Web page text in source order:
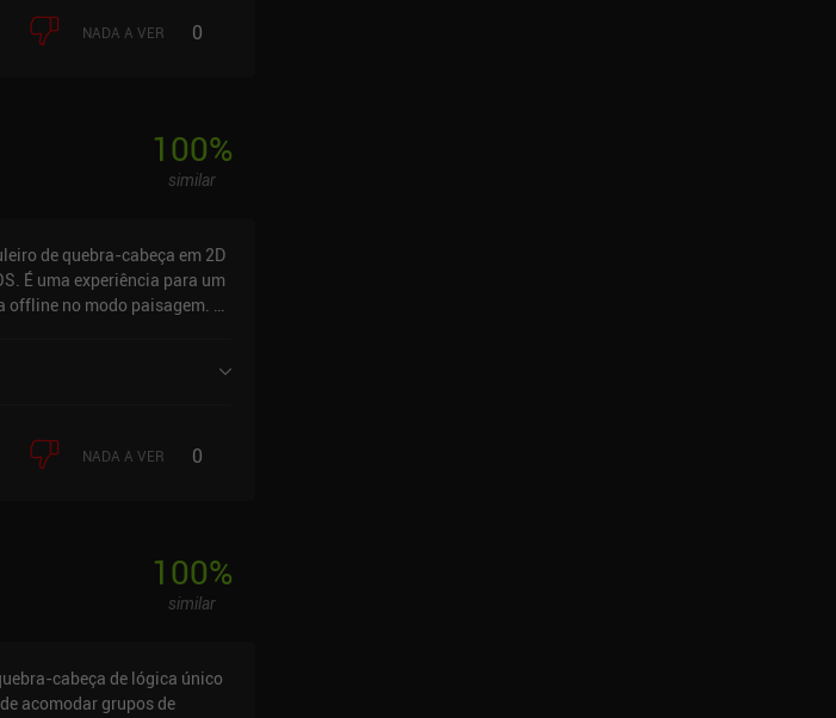
NADA A VER 0
100%
similar
de quebra-cabeça em 2D
É uma experiência para um
offline no modo paisagem. O
NADA A VER 0
100%
similar
cabeça de lógica único
acomodar grupos de